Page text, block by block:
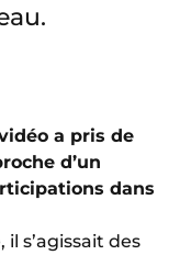
a pris de
d’un
dans
il s’agissait des